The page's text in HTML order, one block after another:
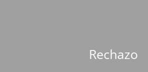
Rechazo